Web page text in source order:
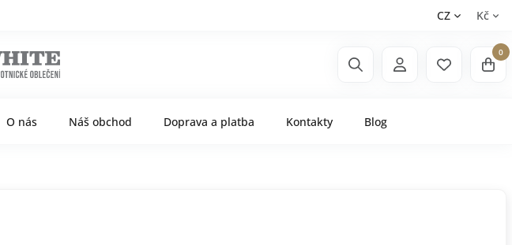
CZ Kč
0
O nás Náš obchod Doprava a platba Kontakty Blog